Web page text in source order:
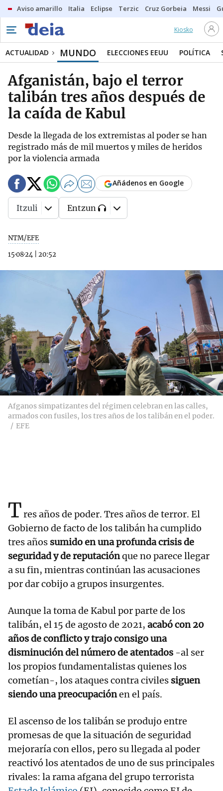
Aviso amarillo Italia Eclipse Terzic Cruz Gorbeia Messi
Kiosko
ACTUALIDAD MUNDO ELECCIONES EEUU POLÍTICA
Afganistán, bajo el terror
talibán tres años después de
la caída de Kabul
Desde la llegada de los extremistas al poder se han
registrado más de mil muertos y miles de heridos
por la violencia armada
NTM/EFE
15·08·24
20:52
Añádenos en Google
Itzuli Entzun
Afganos simpatizantes del régimen celebran en las calles,
armados con fusiles, los tres años de los talibán en el poder.
EFE
Tres años de poder. Tres años de terror. El
Gobierno de facto de los talibán ha cumplido
tres años sumido en una profunda crisis de
seguridad y de reputaciónque no parece llegar
a su fin, mientras continúan las acusaciones
por dar cobijo a grupos insurgentes.
Aunque la toma de Kabul por parte de los
talibán, el 15 de agosto de 2021, acabó con 20
años de conflicto y trajo consigo una
disminución del número de atentados -al ser
los propios fundamentalistas quienes los
cometían-, los ataques contra civiles siguen
siendo una preocupaciónen el país.
El ascenso de los talibán se produjo entre
promesas de que la situación de seguridad
mejoraría con ellos, pero su llegada al poder
reactivó los atentados de uno de sus principales
rivales: la rama afgana del grupo terrorista